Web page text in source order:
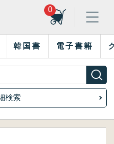
0
韓国書 電子書籍
検索